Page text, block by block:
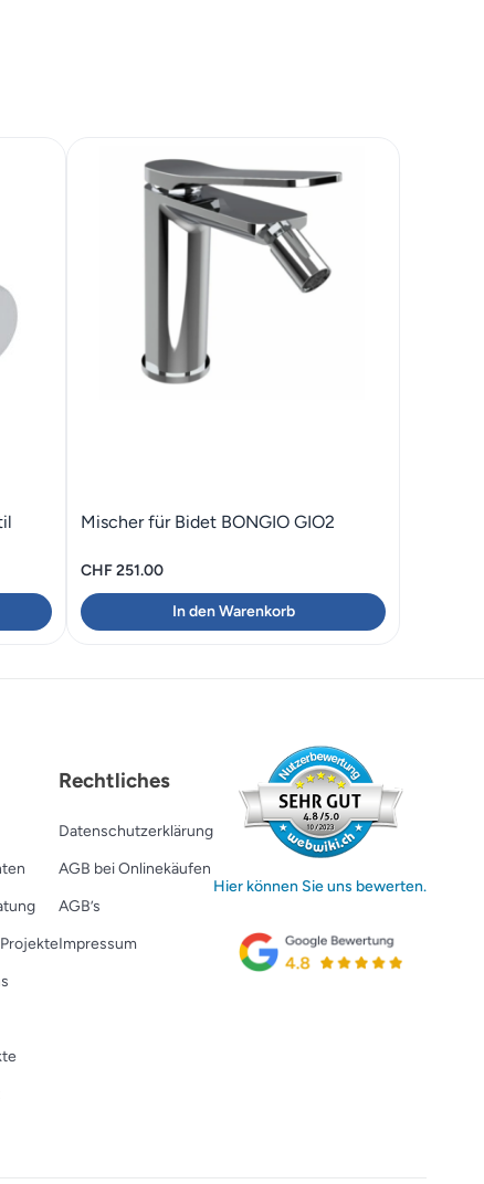
Mischer für Bidet BONGIO GIO2
CHF251.00
In den Warenkorb
Rechtliches
Datenschutzerklärung
AGB bei Onlinekäufen
AGB’s
Impressum
Hier können Sie uns bewerten.